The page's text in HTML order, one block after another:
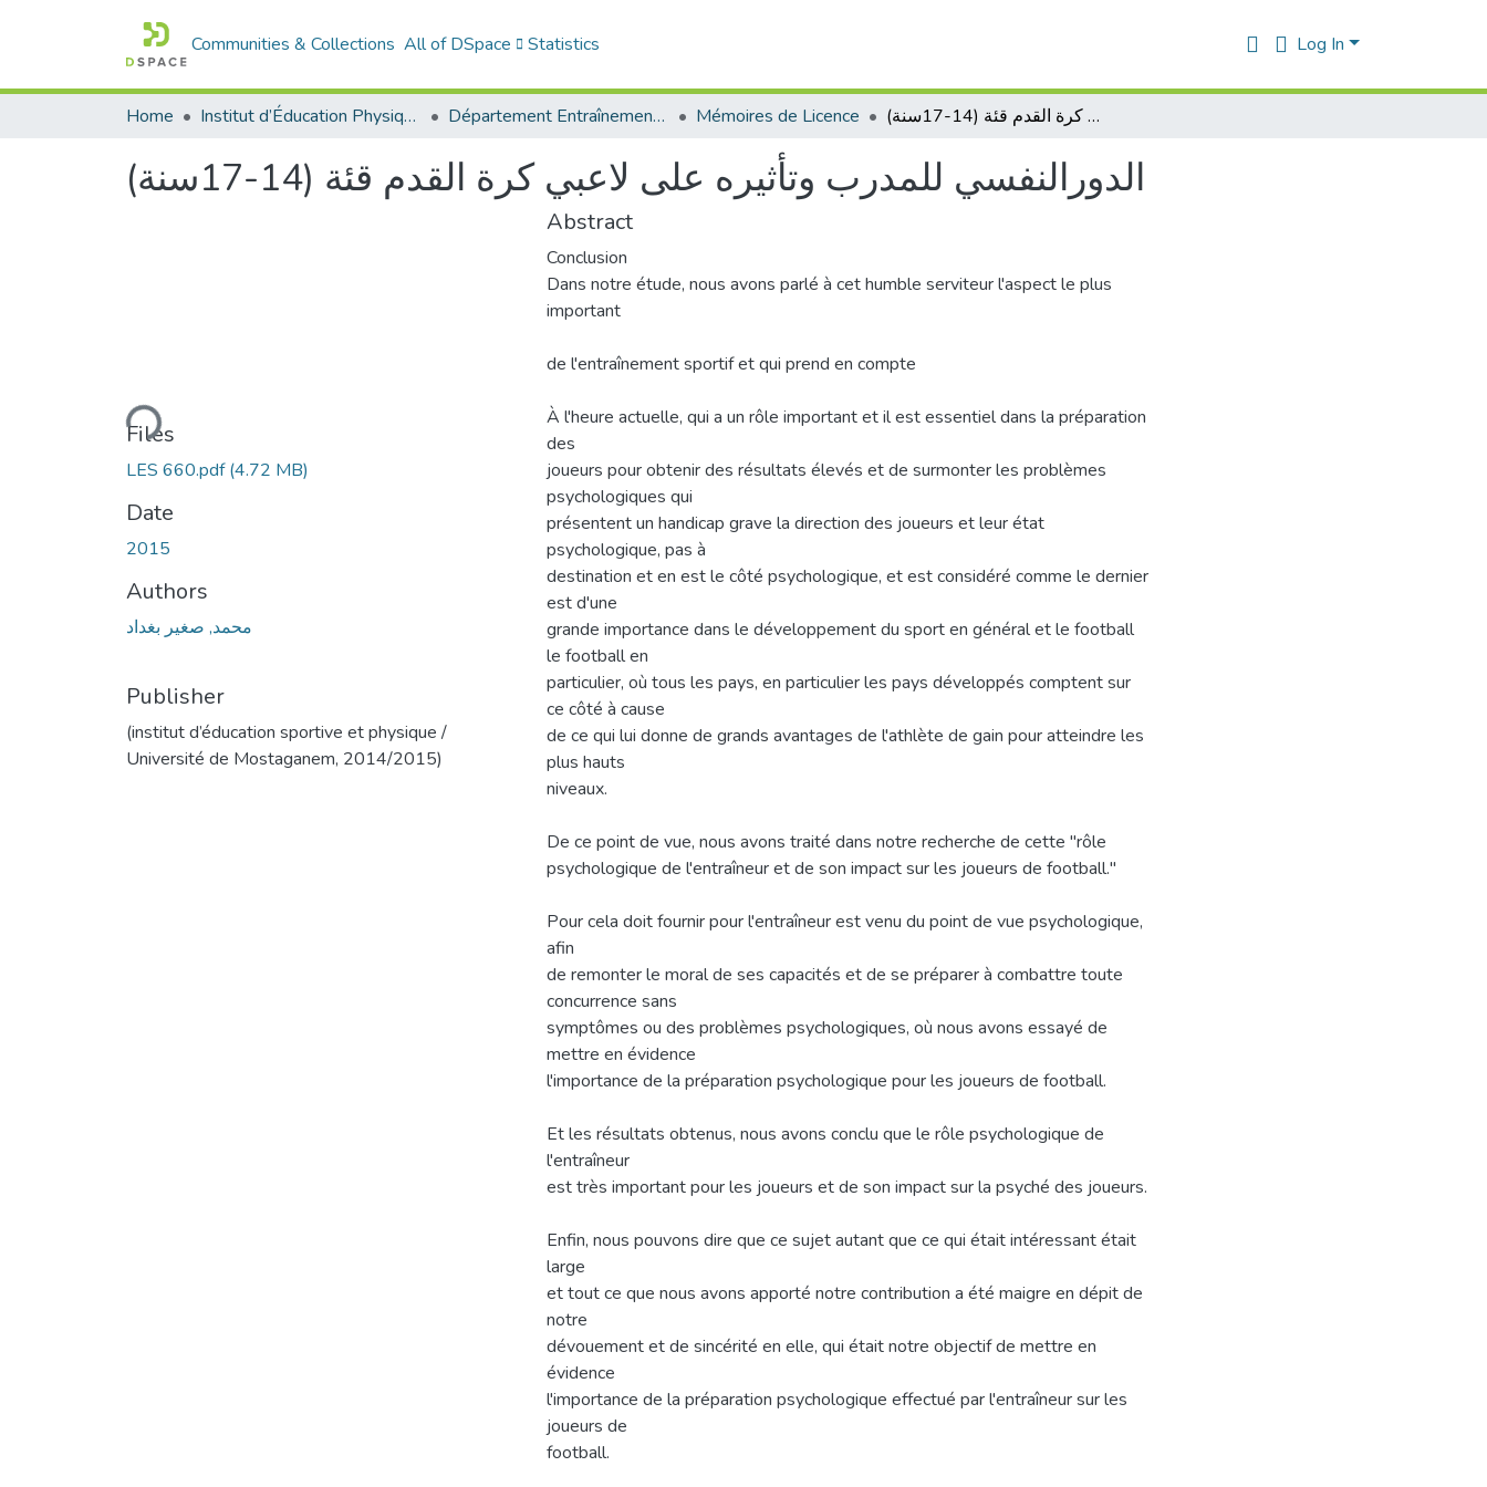
Communities & Collections All of DSpace Statistics Log In
Home Institut d’Éducation Physique et Sportive Département Entraînement Sportif (ES) Mémoires de Licence الدورالنفسي للمدرب وتأثيره على لاعبي كرة القدم قئة (14-17سنة)
الدورالنفسي للمدرب وتأثيره على لاعبي كرة القدم قئة (14-17سنة)
Loading...
Files
LES 660.pdf(4.72 MB)
Date
2015
Authors
محمد, صغير بغداد
Publisher
(institut d’éducation sportive et physique /
Université de Mostaganem, 2014/2015)
Abstract
Conclusion
Dans notre étude, nous avons parlé à cet humble serviteur l'aspect le plus
important
de l'entraînement sportif et qui prend en compte
À l'heure actuelle, qui a un rôle important et il est essentiel dans la préparation
des
joueurs pour obtenir des résultats élevés et de surmonter les problèmes
psychologiques qui
présentent un handicap grave la direction des joueurs et leur état
psychologique, pas à
destination et en est le côté psychologique, et est considéré comme le dernier
est d'une
grande importance dans le développement du sport en général et le football
le football en
particulier, où tous les pays, en particulier les pays développés comptent sur
ce côté à cause
de ce qui lui donne de grands avantages de l'athlète de gain pour atteindre les
plus hauts
niveaux.
De ce point de vue, nous avons traité dans notre recherche de cette "rôle
psychologique de l'entraîneur et de son impact sur les joueurs de football."
Pour cela doit fournir pour l'entraîneur est venu du point de vue psychologique,
afin
de remonter le moral de ses capacités et de se préparer à combattre toute
concurrence sans
symptômes ou des problèmes psychologiques, où nous avons essayé de
mettre en évidence
l'importance de la préparation psychologique pour les joueurs de football.
Et les résultats obtenus, nous avons conclu que le rôle psychologique de
l'entraîneur
est très important pour les joueurs et de son impact sur la psyché des joueurs.
Enfin, nous pouvons dire que ce sujet autant que ce qui était intéressant était
large
et tout ce que nous avons apporté notre contribution a été maigre en dépit de
notre
dévouement et de sincérité en elle, qui était notre objectif de mettre en
évidence
l'importance de la préparation psychologique effectué par l'entraîneur sur les
joueurs de
football.